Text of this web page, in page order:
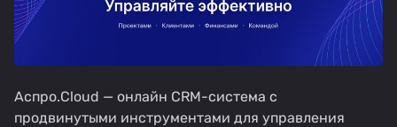
Аспро.Cloud — онлайн CRM-система с
продвинутыми инструментами для управления